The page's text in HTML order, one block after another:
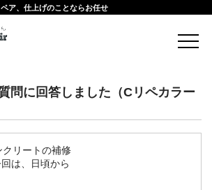
ア、仕上げのことならお任せ
問に回答しました（Cリペカラー
クリートの補修
は、日頃から